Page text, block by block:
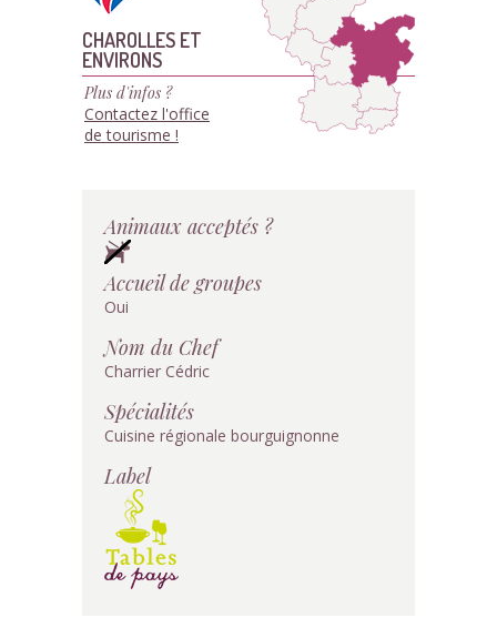
CHAROLLES ET
ENVIRONS
Plus d'infos ?
Contactez l'office
de tourisme !
Animaux acceptés ?
Accueil de groupes
Oui
Nom du Chef
Charrier Cédric
Spécialités
Cuisine régionale bourguignonne
Label